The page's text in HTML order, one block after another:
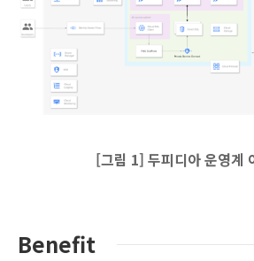
[그림 1] 두피디아 운영계
Benefit